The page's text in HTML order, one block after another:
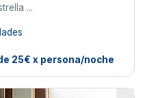
...
25€ x persona/noche